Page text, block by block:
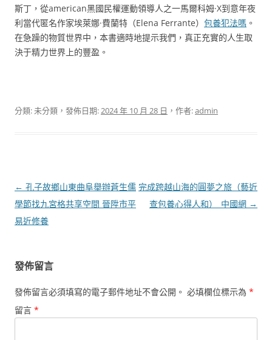
斯丁，從american黑國民權運動領導人之一馬爾科姆·X到意年夜
利當代匿名作家埃萊娜·費蘭特（Elena Ferrante） 包養犯法嗎 。
在急躁的物質世界中，本書適時地提示我們，真正充實的人生取
決于精力世界上的豐盈。
分類: 未分類，發佈日期:2024 年 10 月 28 日 ，作者:admin
文
章
導
← 孔子故鄉山東曲阜舉辦蒼生儒
學節找九宮格共享空間 晉陞市平
易近修養
完成跨越山海的圓夢之旅（藝近
查包養心得人和）_中國網 →
發佈留言
發佈留言必須填寫的電子郵件地址不會公開。 必填欄位標示為 *
留言 *